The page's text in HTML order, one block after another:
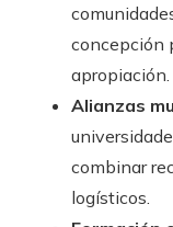
concepción
apropiación.
Alianzas
combinar
logísticos.